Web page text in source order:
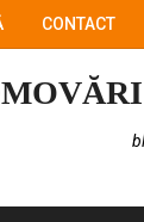
CONTACT